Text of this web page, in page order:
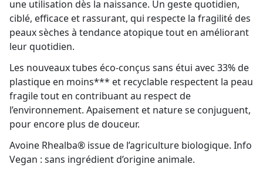
une utilisation dès la naissance. Un geste quotidien,
ciblé, efficace et rassurant, qui respecte la fragilité des
peaux sèches à tendance atopique tout en améliorant
leur quotidien.
Les nouveaux tubes éco-conçus sans étui avec 33% de
plastique en moins*** et recyclable respectent la peau
fragile tout en contribuant au respect de
l’environnement. Apaisement et nature se conjuguent,
pour encore plus de douceur.
Avoine Rhealba® issue de l’agriculture biologique. Info
Vegan : sans ingrédient d’origine animale.